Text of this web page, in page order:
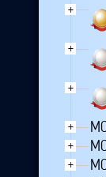
+
+
+
+
+
+